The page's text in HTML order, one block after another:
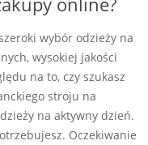
wybór odzieży na
wysokiej jakości
na to, czy szukasz
stroju na
na aktywny dzień.
Oczekiwanie